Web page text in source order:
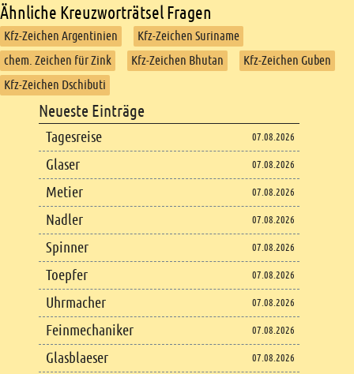
Ähnliche Kreuzworträtsel Fragen
Kfz-Zeichen Argentinien
Kfz-Zeichen Suriname
chem. Zeichen für Zink
Kfz-Zeichen Bhutan
Kfz-Zeichen Guben
Kfz-Zeichen Dschibuti
Footer content
Neueste Einträge
Tagesreise 07.08.2026
Glaser 07.08.2026
Metier 07.08.2026
Nadler 07.08.2026
Spinner 07.08.2026
Toepfer 07.08.2026
Uhrmacher 07.08.2026
Feinmechaniker 07.08.2026
Glasblaeser 07.08.2026